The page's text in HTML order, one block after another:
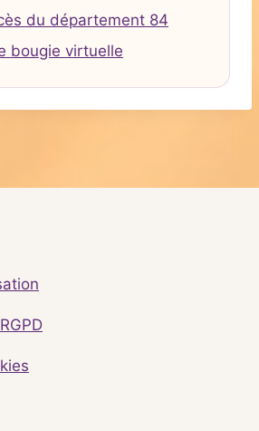
du département 84
bougie virtuelle